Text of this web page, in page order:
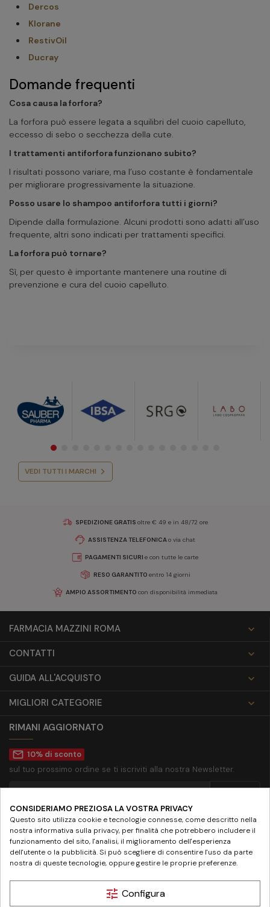
Dercos
Klorane
RestivOil
Ducray
Domande frequenti
Cosa causa la forfora?
La forfora può essere legata a squilibri del cuoio capelluto,
eccesso di sebo o secchezza della cute.
I trattamenti antiforfora funzionano subito?
I risultati possono variare, ma l’uso costante è fondamentale
per migliorare progressivamente la situazione.
Posso usare lo shampoo antiforfora tutti i giorni?
Dipende dalla formulazione. Alcuni prodotti sono adatti all’uso
frequente, altri sono indicati per trattamenti specifici.
La forfora può tornare?
Sì, per questo è importante mantenere una routine di
prevenzione e cura del cuoio capelluto.
VEDI TUTTI I MARCHI
SPEDIZIONE GRATIS oltre € 49 e in 48/72 ore
ASSISTENZA TELEFONICAo via chat
PAGAMENTI SICURI e con tutte le carte
RESO GARANTITO entro 14 giorni
AMPIO ASSORTIMENTO con disponibilità immediata
FARMACIA MAZZINI ROMA

CONTATTI

GUIDA ALL'ACQUISTO

MIGLIORI CATEGORIE

RIMANI AGGIORNATO
mail_outline 10% di sconto
sul tuo prossimo ordine se ti iscriviti alla nostra Newsletter.
Accetto laprivacy policy
SEGUICI SU
CONSIDERIAMO PREZIOSA LA VOSTRA PRIVACY
Questo sito utilizza cookie e tecnologie connesse, come descritto nella
nostra informativa sulla privacy, per finalità che potrebbero includere il
funzionamento del sito, l'analisi, il miglioramento dell'esperienza
dell'utente o la pubblicità. Si può scegliere di consentire l'uso da parte
nostra di queste tecnologie, oppure gestire le proprie preferenze.
tune Configura